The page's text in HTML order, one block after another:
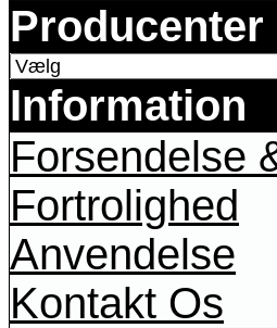
Producenter
Information
Forsendelse
Fortrolighed
Anvendelse
Kontakt Os